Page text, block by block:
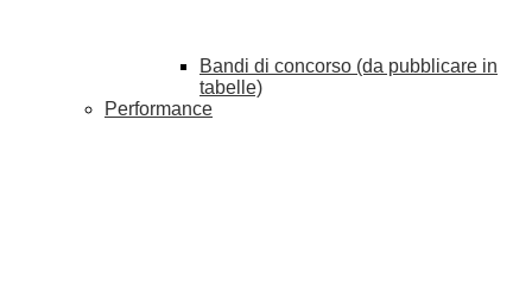
Bandi di concorso (da pubblicare in
tabelle)
Performance